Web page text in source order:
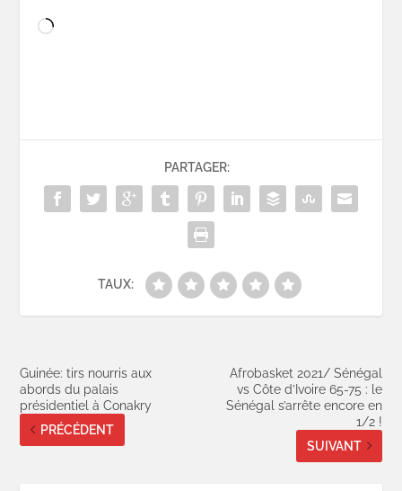
Chargement…
PARTAGER:
TAUX:
Guinée: tirs nourris aux
abords du palais
présidentiel à Conakry
PRÉCÉDENT
Afrobasket 2021/ Sénégal
vs Côte d’Ivoire 65-75 : le
Sénégal s’arrête encore en
1/2 !
SUIVANT